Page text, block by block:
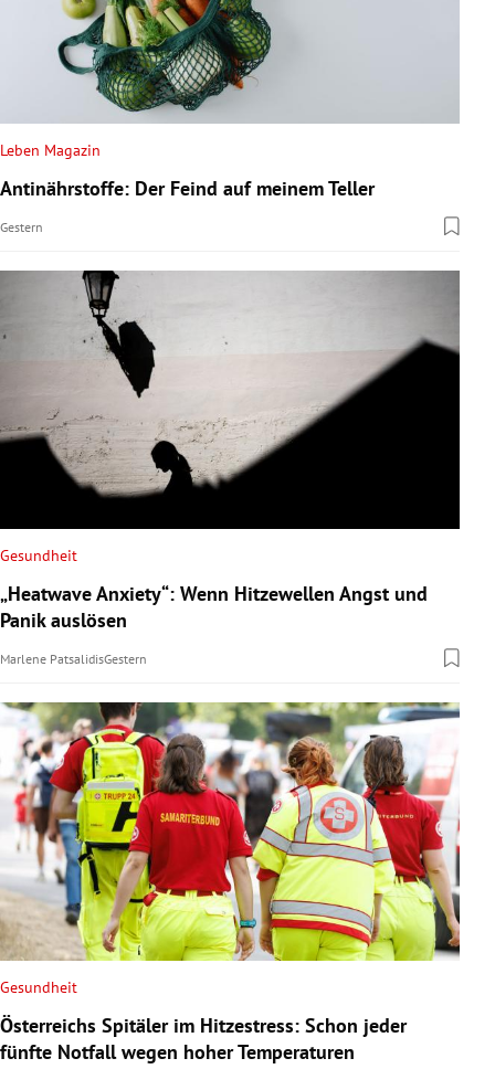
Leben Magazin
Antinährstoffe: Der Feind auf meinem Teller
Gestern
Gesundheit
„Heatwave Anxiety“: Wenn Hitzewellen Angst und
Panik auslösen
Marlene PatsalidisGestern
Gesundheit
Österreichs Spitäler im Hitzestress: Schon jeder
fünfte Notfall wegen hoher Temperaturen